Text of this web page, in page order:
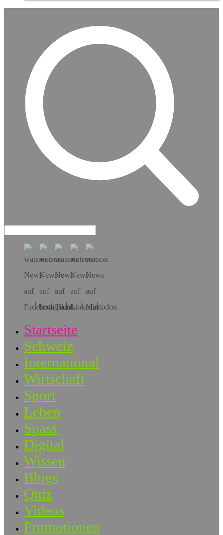
Hol dir die App!
Startseite
Schweiz
International
Wirtschaft
Sport
Leben
Spass
Digital
Wissen
Blogs
Quiz
Videos
Promotionen